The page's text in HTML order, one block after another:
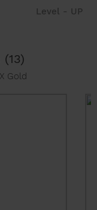
Level - UP
Gold